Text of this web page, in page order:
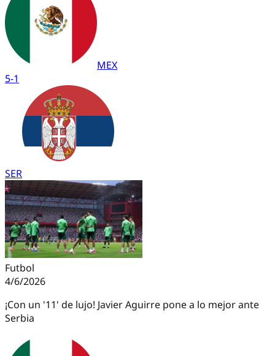
MEX
5-1
SER
Futbol
4/6/2026
¡Con un '11' de lujo! Javier Aguirre pone a lo mejor ante
Serbia